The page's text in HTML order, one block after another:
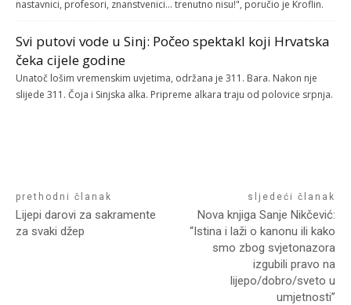
nastavnici, profesori, znanstvenici... trenutno nisu!", poručio je Kroflin.
Svi putovi vode u Sinj: Počeo spektakl koji Hrvatska
čeka cijele godine
Unatoč lošim vremenskim uvjetima, održana je 311. Bara. Nakon nje
slijede 311. Čoja i Sinjska alka. Pripreme alkara traju od polovice srpnja.
prethodni članak
Lijepi darovi za sakramente
za svaki džep
sljedeći članak
Nova knjiga Sanje Nikčević:
“Istina i laži o kanonu ili kako
smo zbog svjetonazora
izgubili pravo na
lijepo/dobro/sveto u
umjetnosti”